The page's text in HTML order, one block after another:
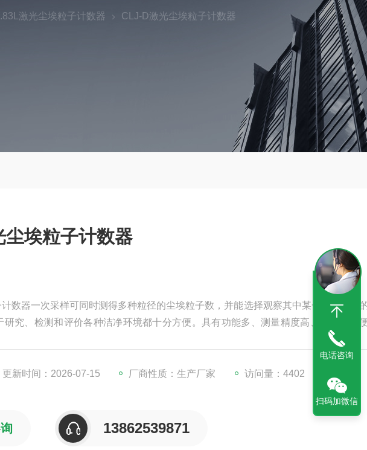
激光尘埃粒子计数器 CLJ-D激光尘埃粒子计数器
埃粒子计数器
数器一次采样可同时测得多种粒径的尘埃粒子数，并能选择观察其中某一粒径粒子
研究、检测和评价各种洁净环境都十分方便。具有功能多、测量精度高、速度快、
。仪器一次采样可同时测得多种粒径的尘埃粒子数，并能选择观察其中某一粒径粒
更新时间：2026-07-15 厂商性质：生产厂家 访问量：4402
13862539871
电话咨询
扫码加微信